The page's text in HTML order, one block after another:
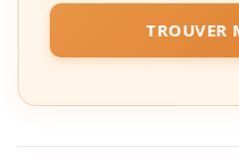
TROUVER